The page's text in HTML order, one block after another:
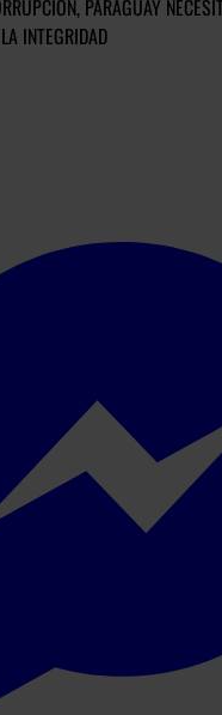
PARAGUAY
INTEGRIDAD